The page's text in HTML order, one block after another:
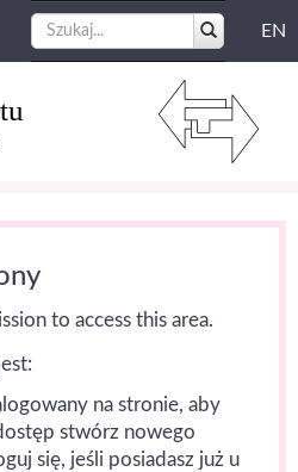
EN
to access this area.
na stronie, aby
stwórz nowego
się, jeśli posiadasz już u